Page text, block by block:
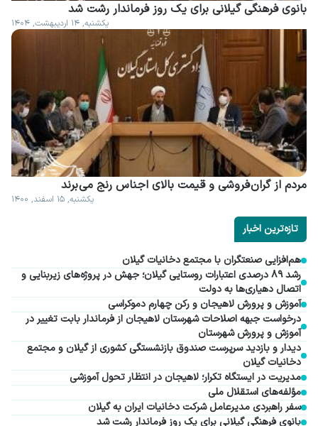
بانوی فرهنگی گیلانی برای یک روز فرماندار رشت شد
یکشنبه, ۱۴ اردیبهشت, ۱۴۰۴
مردم از گران فروشی و قیمت بالای اجناس رنج می برند
یکشنبه, ۱۵ اسفند, ۱۴۰۰
تازه‌ترین اخبار
هم‌افزایی صنعتگران با مجتمع دخانیات گیلان
رشد ۸۹ درصدی اعتبارات روستایی گیلان؛ جهش در پروژه‌های زیربنایی و
اتصال دهیاری‌ها به دولت
آموزش و پرورش لاهیجان و رکن چهارم دموکراسی
درخواست جبهه اصلاحات شهرستان لاهیجان از فرماندار بابت تغییر در
آموزش و پرورش شهرستان
دیدار و بازدید سرپرست صندوق بازنشستگی کشوری از گیلان و مجتمع
دخانیات گیلان
مدیریت در ایستگاه تکرار؛ لاهیجان در انتظار تحول آموزشی
مؤلفه‌های استقلال ملی
سفر راهبردی مدیرعامل شرکت دخانیات ایران به گیلان
بانوی فرهنگی گیلانی برای یک روز فرماندار رشت شد